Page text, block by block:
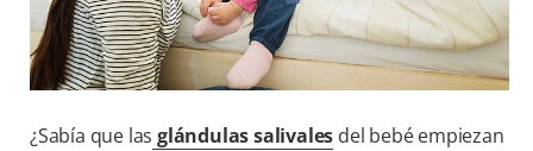
MX (ES)
SUSCRÍBASE
¿Sabía que las glándulas salivales del bebé empiezan